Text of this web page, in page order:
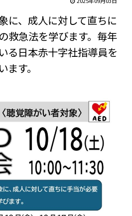
に、成人に対して直ちに
救急法を学びます。毎年
る日本赤十字社指導員を
す。